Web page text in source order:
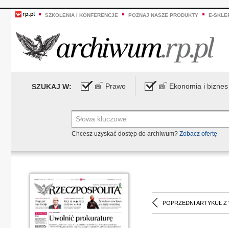
SZKOLENIA I KONFERENCJE POZNAJ NASZE PRODUKTY E-
SZUKAJ W: Prawo Ekonomia i biznes
Chcesz uzyskać dostęp do archiwum? Zobacz ofertę
POPRZEDNI ARTYKUŁ Z